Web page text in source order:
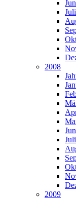
Juli
2008
Juli
2009